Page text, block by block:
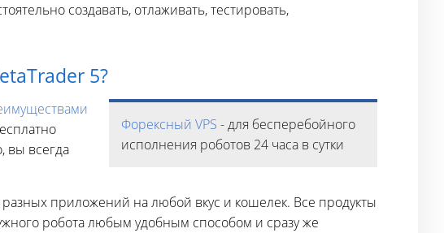
создавать, отлаживать, тестировать,
5?
Форексный VPS - для бесперебойного
исполнения роботов 24 часа в сутки
вы всегда
приложений на любой вкус и кошелек. Все продукты
робота любым удобным способом и сразу же